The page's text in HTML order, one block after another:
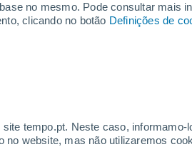
no mesmo. Pode consultar mais
clicando no botão Definições de
tempo.pt. Neste caso, informamo-
website, mas não utilizaremos
GEOP. 850 HPA |
GEOP. 500 HPA |
PRES. | TEMP.